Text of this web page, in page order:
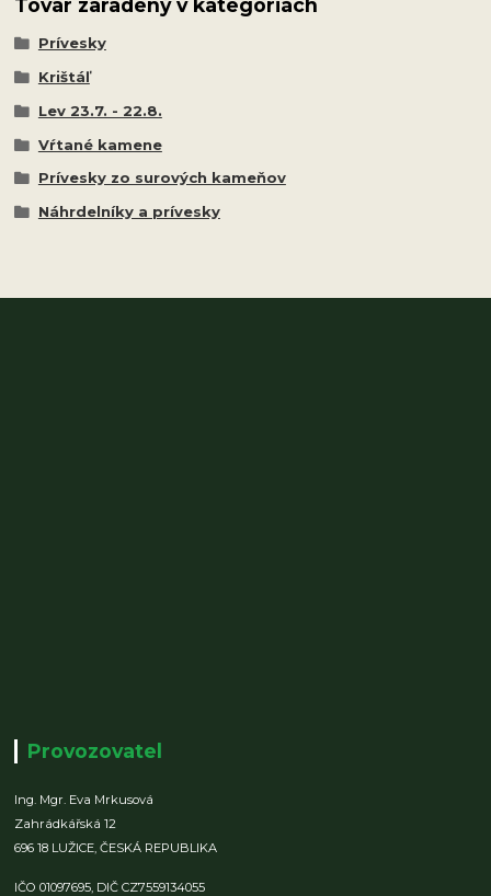
Tovar zaradený v kategóriách
Prívesky
Krištáľ
Lev 23.7. - 22.8.
Vŕtané kamene
Prívesky zo surových kameňov
Náhrdelníky a prívesky
Provozovatel
Ing. Mgr. Eva Mrkusová
Zahrádkářská 12
696 18 LUŽICE,ČESKÁ REPUBLIKA
IČO 01097695, DIČ CZ7559134055